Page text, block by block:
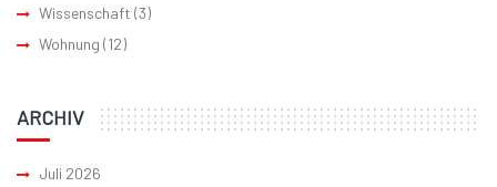
Wissenschaft (3)
Wohnung (12)
ARCHIV
Juli 2026